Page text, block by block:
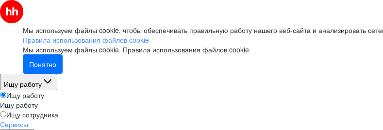
Мы используем файлы cookie, чтобы обеспечивать правильную работу нашего веб-сайта и анализировать
Правила использования файлов cookie
Мы используем файлы cookie. Правила использования файлов cookie
Понятно
Ищу работу
Ищу работу
Ищу работу
Ищу сотрудника
Сервисы